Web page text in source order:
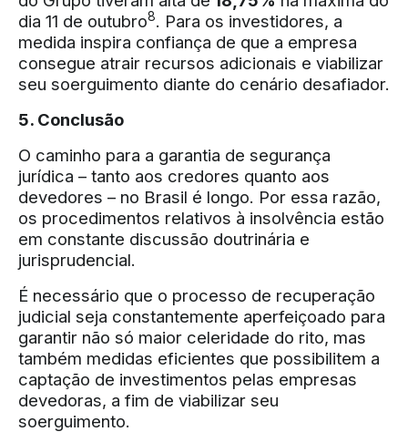
dia 11 de outubro8. Para os investidores, a
medida inspira confiança de que a empresa
consegue atrair recursos adicionais e viabilizar
seu soerguimento diante do cenário desafiador.
5. Conclusão
O caminho para a garantia de segurança
jurídica – tanto aos credores quanto aos
devedores – no Brasil é longo. Por essa razão,
os procedimentos relativos à insolvência estão
em constante discussão doutrinária e
jurisprudencial.
É necessário que o processo de recuperação
judicial seja constantemente aperfeiçoado para
garantir não só maior celeridade do rito, mas
também medidas eficientes que possibilitem a
captação de investimentos pelas empresas
devedoras, a fim de viabilizar seu
soerguimento.